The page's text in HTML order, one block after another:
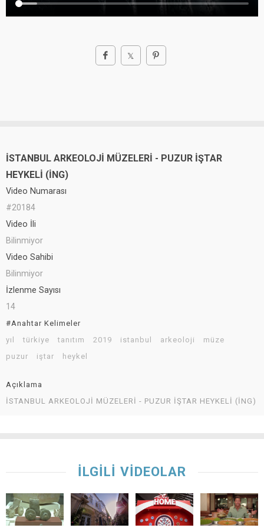
İSTANBUL ARKEOLOJİ MÜZELERİ - PUZUR İŞTAR
HEYKELİ (İNG)
Video Numarası
#20184
Video İli
Bilinmiyor
Video Sahibi
Bilinmiyor
İzlenme Sayısı
14
#Anahtar Kelimeler
yıl
türkiye tanıtım 2019 istanbul arkeoloji
müze
puzur
iştar heykel
Açıklama
İSTANBUL ARKEOLOJİ MÜZELERİ - PUZUR İŞTAR HEYKELİ (İNG)
İLGİLİ VİDEOLAR